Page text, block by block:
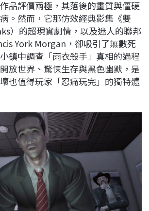
品評價兩極，其落後的畫質與僵硬
。然而，它那仿效經典影集《雙
）的超現實劇情，以及迷人的聯邦
York Morgan，卻吸引了無數死
鎮中調查「雨衣殺手」真相的過程
放世界、驚悚生存與黑色幽默，是
也值得玩家「忍痛玩完」的獨特體